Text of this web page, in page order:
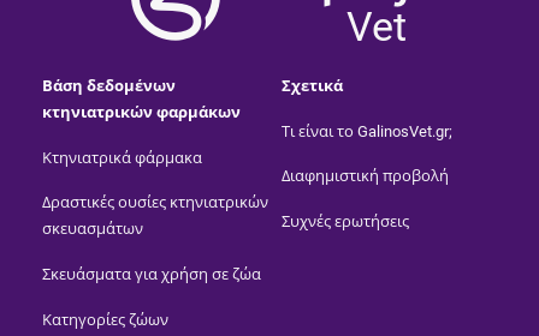
Vet
Βάση δεδομένων
κτηνιατρικών φαρμάκων
Κτηνιατρικά φάρμακα
Δραστικές ουσίες κτηνιατρικών
σκευασμάτων
Σκευάσματα για χρήση σε ζώα
Κατηγορίες ζώων
Σχετικά
Τι είναι το GalinosVet.gr;
Διαφημιστική προβολή
Συχνές ερωτήσεις